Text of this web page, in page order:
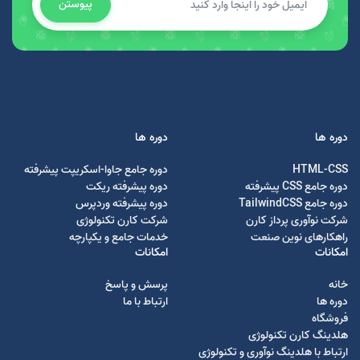
پیوستن
دوره ها
HTML-CSS
دوره جامع CSS پیشرفته
دوره جامع TailwindCSS
شرکت نوآوری پرداز کارن
راهکارهای نوین صنعت
دوره ها
دوره جامع جاوا-اسکریپت پیشرفته
دوره پیشرفته ریکت
دوره پیشرفته وردپرس
شرکت کارن تکنولوژی
خدمات جامع و یکپارچه
امکانات
خانه
دوره ها
فروشگاه
هلدینگ کارن تکنولوژی
ارتباط با هلدینگ نوآوری و تکنولوژی
امکانات
پرسش و پاسخ
ارتباط با ما